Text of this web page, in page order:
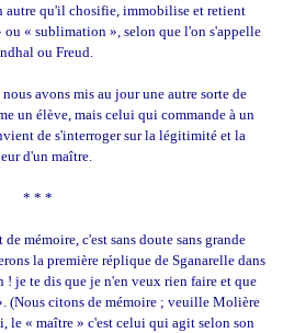
autre qu'il chosifie, immobilise et retient
« sublimation », selon que l'on s'appelle
ou Freud.
avons mis au jour une autre sorte de
un élève, mais celui qui commande à un
de s'interroger sur la légitimité et la
d'un maître.
* * *
mémoire, c'est sans doute sans grande
la première réplique de Sganarelle dans
je te dis que je n'en veux rien faire et que
(Nous citons de mémoire ; veuille Molière
le « maître » c'est celui qui agit selon son